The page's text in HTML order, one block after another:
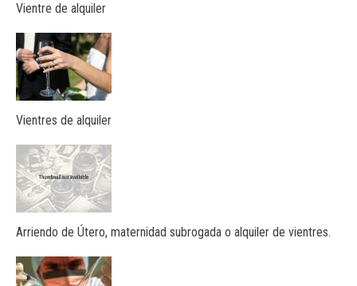
Vientre de alquiler
Vientres de alquiler
Arriendo de Útero, maternidad subrogada o alquiler de vientres.